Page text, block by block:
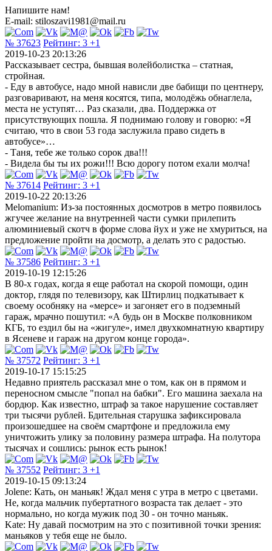
Напишите нам!
E-mail: stiloszavi1981@mail.ru
№ 37623 Рейтинг: 3 +1
2019-10-23 20:13:26
Рассказывает сестра, бывшая волейболистка – статная,
стройная.
- Еду в автобусе, надо мной нависли две бабищи по центнеру,
разговаривают, на меня косятся, типа, молодёжь обнаглела,
места не уступят… Раз сказали, два. Поддержка от
присутствующих пошла. Я поднимаю голову и говорю: «Я
считаю, что в свои 53 года заслужила право сидеть в
автобусе»…
- Таня, тебе же только сорок два!!!
- Видела бы ты их рожи!!! Всю дорогу потом ехали молча!
№ 37614 Рейтинг: 3 +1
2019-10-22 20:13:26
Melomanium: Из-за постоянных досмотров в метро появилось
жгучее желание на внутренней части сумки прилепить
алюминиевый скотч в форме слова йух и уже не хмуриться, на
предложение пройти на досмотр, а делать это с радостью.
№ 37586 Рейтинг: 3 +1
2019-10-19 12:15:26
В 80-х годах, когда я еще работал на скорой помощи, один
доктор, глядя по телевизору, как Штирлиц подкатывает к
своему особняку на «мерсе» и загоняет его в подземный
гараж, мрачно пошутил: «А будь он в Москве полковником
КГБ, то ездил бы на «жигуле», имел двухкомнатную квартиру
в Ясеневе и гараж на другом конце города».
№ 37572 Рейтинг: 3 +1
2019-10-17 15:15:25
Недавно приятель рассказал мне о том, как он в прямом и
переносном смысле "попал на бабки". Его машина заехала на
бордюр. Как известно, штраф за такое нарушение составляет
три тысячи рублей. Бдительная старушка зафиксировала
произошедшее на своём смартфоне и предложила ему
уничтожить улику за половину размера штрафа. На полутора
тысячах и сошлись: рынок есть рынок!
№ 37552 Рейтинг: 3 +1
2019-10-15 09:13:24
Jolene: Кать, он маньяк! Ждал меня с утра в метро с цветами.
Не, когда мальчик пубертатного возраста так делает - это
нормально, но когда мужик под 30 - он точно маньяк.
Kate: Ну давай посмотрим на это с позитивной точки зрения:
маньяков у тебя еще не было.